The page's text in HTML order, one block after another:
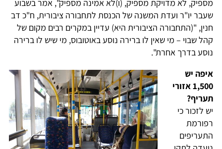
מספיק, לא מדויקת מספיק, (ו)לא אמינה מספיק", אמר בשבוע
שעבר יו"ר ועדת המשנה של הכנסת לתחבורה ציבורית, ח"כ דב
חנין, "(התחבורה הציבורית היא) עדיין במקרים רבים מקום של
קהל שבוי – מי שאין לו ברירה נוסע באוטובוס, מי שיש לו ברירה
נוסע בדרך אחרת".
איפה יש
1,500 אזורי
תעריף?
יש לזכור כי
רפורמת
התעריפים